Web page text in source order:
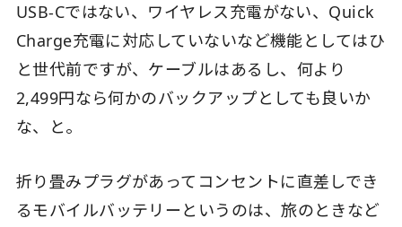
USB-Cではない、ワイヤレス充電がない、Quick
Charge充電に対応していないなど機能としてはひ
と世代前ですが、ケーブルはあるし、何より
2,499円なら何かのバックアップとしても良いか
な、と。
折り畳みプラグがあってコンセントに直差しでき
るモバイルバッテリーというのは、旅のときなど